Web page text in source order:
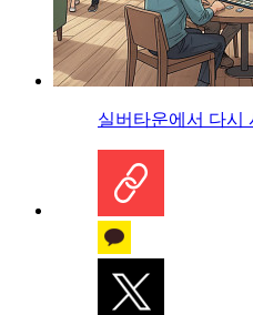
실버타운에서 다시